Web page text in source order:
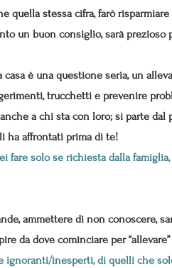
quella stessa cifra, farò
un buon consiglio, sarà
è una questione seria, un
trucchetti e prevenire
a chi sta con loro; si parte
ha affrontati prima di te!
fare solo se richiesta dalla
ammettere di non conoscere,
da dove cominciare per
ignoranti/inesperti, di quelli che